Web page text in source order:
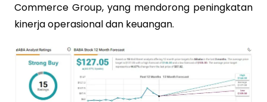
Commerce Group, yang mendorong peningkatan
kinerja operasional dan keuangan.